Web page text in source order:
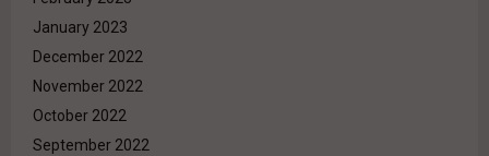
January 2023
December 2022
November 2022
October 2022
September 2022